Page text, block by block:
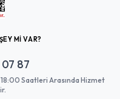
Mİ VAR?
87
Saatleri Arasında Hizmet